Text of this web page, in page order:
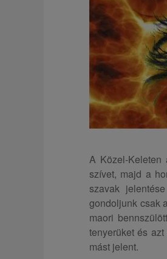
A Közel-
szívet, majd a
szavak
gondoljunk csak
maori
tenyerüket és
mást jelent.